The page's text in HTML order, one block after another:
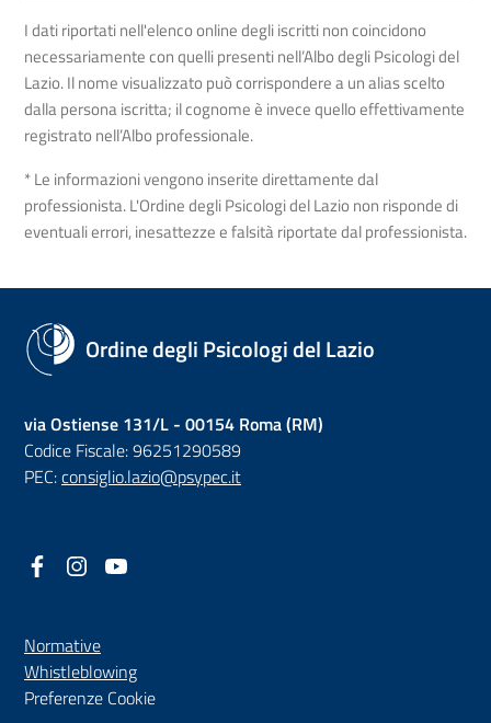
I dati riportati nell'elenco online degli iscritti non coincidono
necessariamente con quelli presenti nell’Albo degli Psicologi del
Lazio. Il nome visualizzato può corrispondere a un alias scelto
dalla persona iscritta; il cognome è invece quello effettivamente
registrato nell’Albo professionale.
* Le informazioni vengono inserite direttamente dal
professionista. L'Ordine degli Psicologi del Lazio non risponde di
eventuali errori, inesattezze e falsità riportate dal professionista.
Ordine degli Psicologi del Lazio
via Ostiense 131/L - 00154 Roma (RM)
Codice Fiscale: 96251290589
PEC:consiglio.lazio@psypec.it
Facebook
(nuova scheda - new tab)
Instagram
(nuova scheda - new tab)
Normative
Whistleblowing(nuova scheda - new tab)
Preferenze Cookie